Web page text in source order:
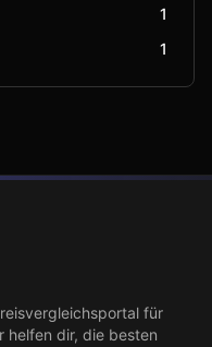
1
1
für
helfen dir, die besten